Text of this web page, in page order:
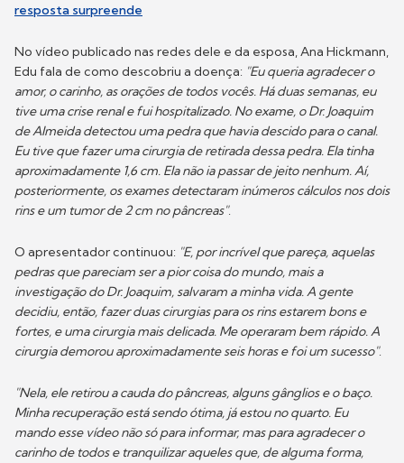
resposta surpreende
No vídeo publicado nas redes dele e da esposa, Ana Hickmann,
Edu fala de como descobriu a doença: "Eu queria agradecer o
amor, o carinho, as orações de todos vocês. Há duas semanas, eu
tive uma crise renal e fui hospitalizado. No exame, o Dr. Joaquim
de Almeida detectou uma pedra que havia descido para o canal.
Eu tive que fazer uma cirurgia de retirada dessa pedra. Ela tinha
aproximadamente 1,6 cm. Ela não ia passar de jeito nenhum. Aí,
posteriormente, os exames detectaram inúmeros cálculos nos dois
rins e um tumor de 2 cm no pâncreas".
O apresentador continuou: "E, por incrível que pareça, aquelas
pedras que pareciam ser a pior coisa do mundo, mais a
investigação do Dr. Joaquim, salvaram a minha vida. A gente
decidiu, então, fazer duas cirurgias para os rins estarem bons e
fortes, e uma cirurgia mais delicada. Me operaram bem rápido. A
cirurgia demorou aproximadamente seis horas e foi um sucesso".
"Nela, ele retirou a cauda do pâncreas, alguns gânglios e o baço.
Minha recuperação está sendo ótima, já estou no quarto. Eu
mando esse vídeo não só para informar, mas para agradecer o
carinho de todos e tranquilizar aqueles que, de alguma forma,